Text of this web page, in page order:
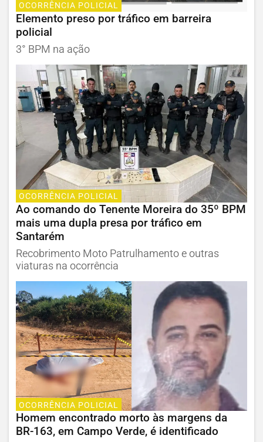
OCORRÊNCIA POLICIAL
Elemento preso por tráfico em barreira
policial
3° BPM na ação
OCORRÊNCIA POLICIAL
Ao comando do Tenente Moreira do 35º BPM
mais uma dupla presa por tráfico em
Santarém
Recobrimento Moto Patrulhamento e outras
viaturas na ocorrência
OCORRÊNCIA POLICIAL
Homem encontrado morto às margens da
BR-163, em Campo Verde, é identificado